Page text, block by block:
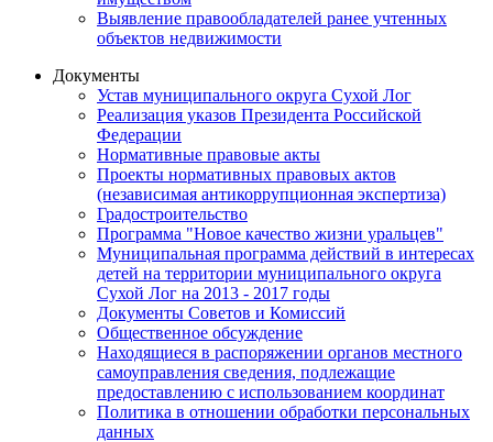
Выявление правообладателей ранее учтенных
объектов недвижимости
Документы
Устав муниципального округа Сухой Лог
Реализация указов Президента Российской
Федерации
Нормативные правовые акты
Проекты нормативных правовых актов
(независимая антикоррупционная экспертиза)
Градостроительство
Программа "Новое качество жизни уральцев"
Муниципальная программа действий в интересах
детей на территории муниципального округа
Сухой Лог на 2013 - 2017 годы
Документы Советов и Комиссий
Общественное обсуждение
Находящиеся в распоряжении органов местного
самоуправления сведения, подлежащие
предоставлению с использованием координат
Политика в отношении обработки персональных
данных